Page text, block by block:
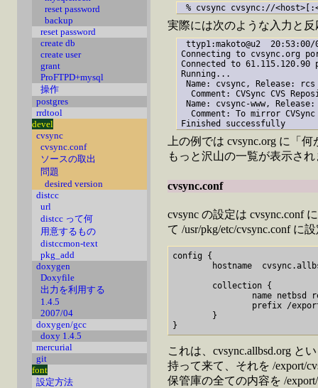
reset password
backup
reset password
create db
create user
grant
ProFTPD+mysql
操作
postgres
rrdtool
devel
cvsync
cvsync.conf
ソースの取出
問題
desired version
distcc
url
distcc って何
用意するもの
distccmon-text
pkg_add
doxygen
Doxyfile
出力を利用する
1.4.5
2007/04
doxygen/gcc
doxy 1.4.5
mercurial
git
font
設定方法
% cvsync cvsync://
実際には次のような入力と
ttyp1:makoto@u2
Connecting to cvsync.org
Connected to 61.115.120.90
Running...
Name: cvsync, Release: rcs
Comment: CVSync CVS
Name: cvsync-www,
Comment: To mirror CVSync
上の例では cvsync.org に「
もっと沢山の一覧が表示さ
cvsync.conf
cvsync の設定は cvsync.conf
て /usr/pkg/etc/cvsync.conf
config {
hostname
        collection {
name netbsd
prefix /
        }
これは、cvsync.allbsd.org と
持って来て、それを /export/
保管庫の全ての内容を /